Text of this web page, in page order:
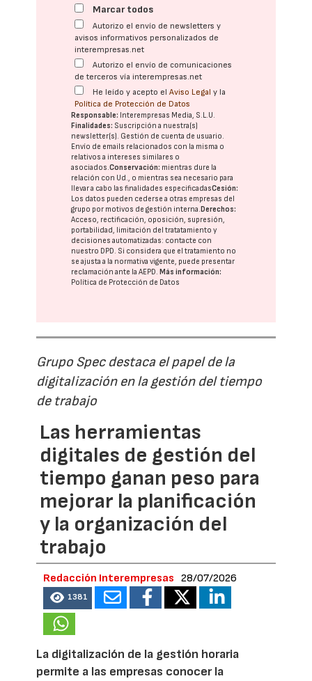
Marcar todos
Autorizo el envío de newsletters y
avisos informativos personalizados de
interempresas.net
Autorizo el envío de comunicaciones
de terceros vía interempresas.net
He leído y acepto elAviso Legal y la
Política de Protección de Datos
Responsable: Interempresas Media, S.L.U.
Finalidades: Suscripción a nuestra(s)
newsletter(s). Gestión de cuenta de usuario.
Envío de emails relacionados con la misma o
relativos a intereses similares o
asociados.Conservación: mientras dure la
relación con Ud., o mientras sea necesario para
llevar a cabo las finalidades especificadasCesión:
Los datos pueden cederse a otras empresas del
grupo por motivos de gestión interna. Derechos:
Acceso, rectificación, oposición, supresión,
portabilidad, limitación del tratatamiento y
decisiones automatizadas: contacte con
nuestro DPD. Si considera que el tratamiento no
se ajusta a la normativa vigente, puede presentar
reclamación ante laAEPD. Más información:
Política de Protección de Datos
Grupo Spec destaca el papel de la
digitalización en la gestión del tiempo
de trabajo
Las herramientas
digitales de gestión del
tiempo ganan peso para
mejorar la planificación
y la organización del
trabajo
Redacción Interempresas 28/07/2026
1381
La digitalización de la gestión horaria
permite a las empresas conocer la